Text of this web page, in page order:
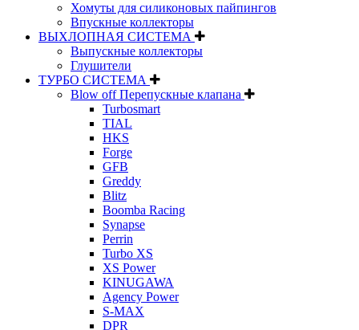
Хомуты для силиконовых пайпингов
Впускные коллекторы
ВЫХЛОПНАЯ СИСТЕМА
Выпускные коллекторы
Глушители
ТУРБО СИСТЕМА
Blow off Перепускные клапана
Turbosmart
TIAL
HKS
Forge
GFB
Greddy
Blitz
Boomba Racing
Synapse
Perrin
Turbo XS
XS Power
KINUGAWA
Agency Power
S-MAX
DPR